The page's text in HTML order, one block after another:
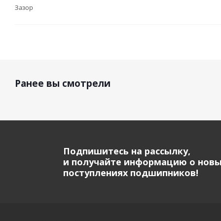
Зазор
Ранее вы смотрели
Подпишитесь на рассылку,
и получайте информацию о
поступлениях подшипников!